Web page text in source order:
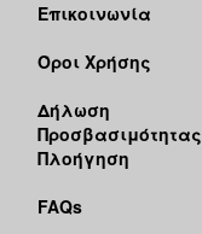
Επικοινωνία
Όροι Χρήσης
Δήλωση
Προσβασιμότητας
Πλοήγηση
FAQs